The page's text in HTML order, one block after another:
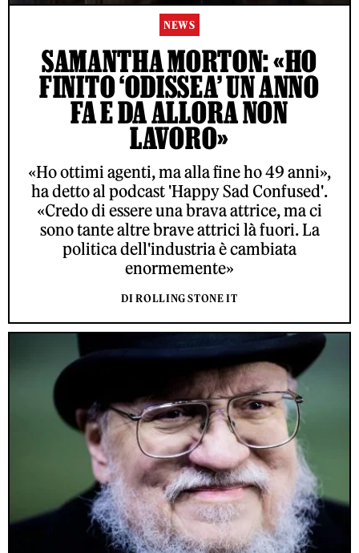
NEWS
SAMANTHA MORTON: «HO
FINITO ‘ODISSEA’ UN ANNO
FA E DA ALLORA NON
LAVORO»
«Ho ottimi agenti, ma alla fine ho 49 anni»,
ha detto al podcast 'Happy Sad Confused'.
«Credo di essere una brava attrice, ma ci
sono tante altre brave attrici là fuori. La
politica dell'industria è cambiata
enormemente»
DI ROLLING STONE IT